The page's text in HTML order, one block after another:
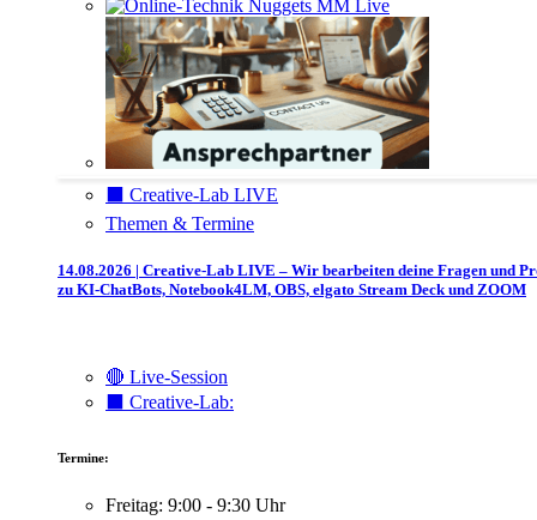
⬛️ Creative-Lab LIVE
Themen & Termine
14.08.2026 | Creative-Lab LIVE – Wir bearbeiten deine Fragen und
zu KI-ChatBots, Notebook4LM, OBS, elgato Stream Deck und ZOOM
🔴 Live-Session
⬛️ Creative-Lab:
Termine:
Freitag: 9:00 - 9:30 Uhr